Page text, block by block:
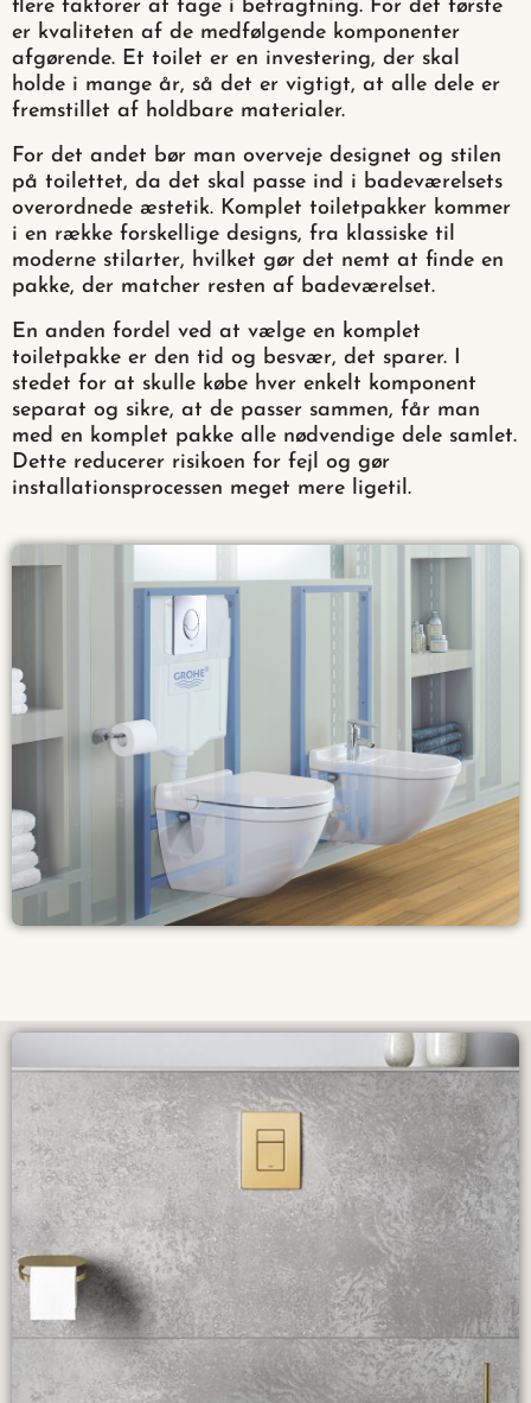
flere faktorer at tage i betragtning. For det første
er kvaliteten af de medfølgende komponenter
afgørende. Et toilet er en investering, der skal
holde i mange år, så det er vigtigt, at alle dele er
fremstillet af holdbare materialer.
For det andet bør man overveje designet og stilen
på toilettet, da det skal passe ind i badeværelsets
overordnede æstetik. Komplet toiletpakker kommer
i en række forskellige designs, fra klassiske til
moderne stilarter, hvilket gør det nemt at finde en
pakke, der matcher resten af badeværelset.
En anden fordel ved at vælge en komplet
toiletpakke er den tid og besvær, det sparer. I
stedet for at skulle købe hver enkelt komponent
separat og sikre, at de passer sammen, får man
med en komplet pakke alle nødvendige dele samlet.
Dette reducerer risikoen for fejl og gør
installationsprocessen meget mere ligetil.